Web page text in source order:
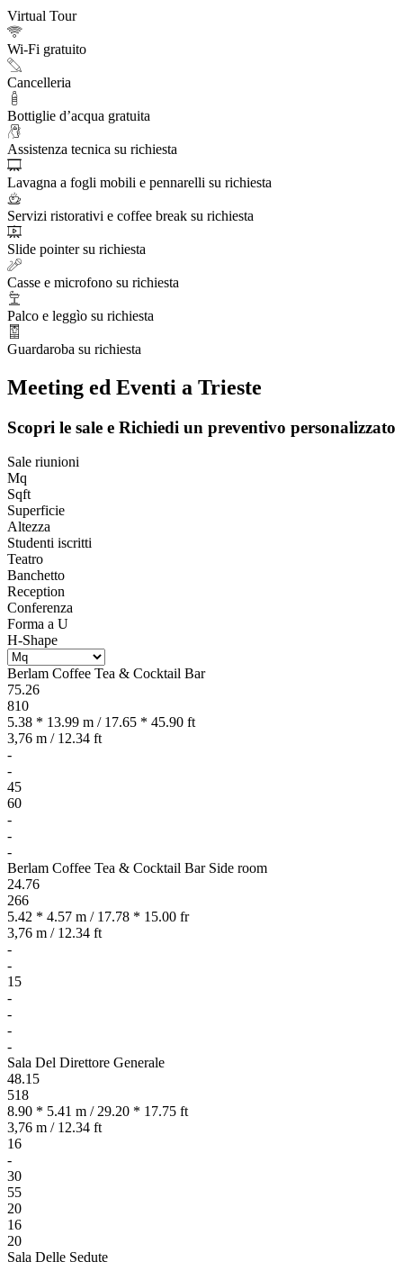
Virtual Tour
Wi-Fi gratuito
Cancelleria
Bottiglie d’acqua gratuita
Assistenza tecnica su richiesta
Lavagna a fogli mobili e pennarelli su richiesta
Servizi ristorativi e coffee break su richiesta
Slide pointer su richiesta
Casse e microfono su richiesta
Palco e leggìo su richiesta
Guardaroba su richiesta
Meeting ed Eventi a Trieste
Scopri le sale e Richiedi un preventivo personalizzato
Sale riunioni
Mq
Sqft
Superficie
Altezza
Studenti iscritti
Teatro
Banchetto
Reception
Conferenza
Forma a U
H-Shape
Berlam Coffee Tea & Cocktail Bar
75.26
810
5.38 * 13.99 m / 17.65 * 45.90 ft
3,76 m / 12.34 ft
-
-
45
60
-
-
-
Berlam Coffee Tea & Cocktail Bar Side room
24.76
266
5.42 * 4.57 m / 17.78 * 15.00 fr
3,76 m / 12.34 ft
-
-
15
-
-
-
-
Sala Del Direttore Generale
48.15
518
8.90 * 5.41 m / 29.20 * 17.75 ft
3,76 m / 12.34 ft
16
-
30
55
20
16
20
Sala Delle Sedute